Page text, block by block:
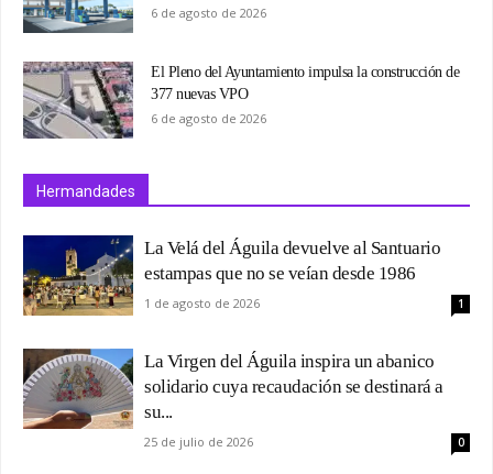
6 de agosto de 2026
El Pleno del Ayuntamiento impulsa la construcción de
377 nuevas VPO
6 de agosto de 2026
Hermandades
La Velá del Águila devuelve al Santuario
estampas que no se veían desde 1986
1 de agosto de 2026 1
La Virgen del Águila inspira un abanico
solidario cuya recaudación se destinará a
su...
25 de julio de 2026 0